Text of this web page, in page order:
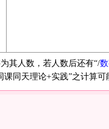
其人数，若人数后还有“/
课同天理论+实践”之计算